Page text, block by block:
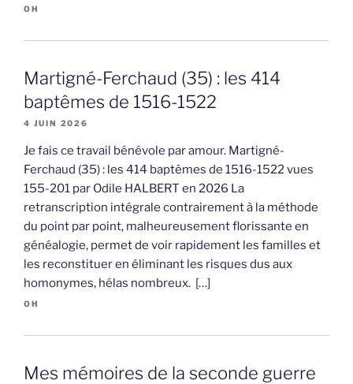
OH
Martigné-Ferchaud (35) : les 414
baptêmes de 1516-1522
4 JUIN 2026
Je fais ce travail bénévole par amour. Martigné-
Ferchaud (35) : les 414 baptêmes de 1516-1522 vues
155-201 par Odile HALBERT en 2026 La
retranscription intégrale contrairement à la méthode
du point par point, malheureusement florissante en
généalogie, permet de voir rapidement les familles et
les reconstituer en éliminant les risques dus aux
homonymes, hélas nombreux. […]
OH
Mes mémoires de la seconde guerre